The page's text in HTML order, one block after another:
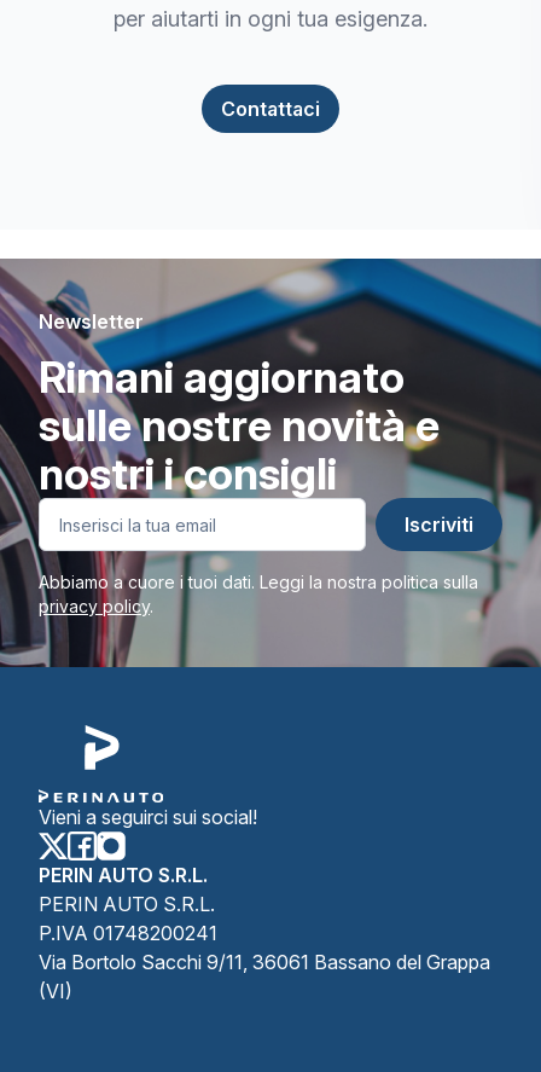
per aiutarti in ogni tua esigenza.
Contattaci
Newsletter
Rimani aggiornato
sulle nostre novità e
nostri i consigli
Iscriviti
Abbiamo a cuore i tuoi dati. Leggi la nostra politica sulla
privacy policy.
Vieni a seguirci sui social!
PERIN AUTO S.R.L.
PERIN AUTO S.R.L.
P.IVA 01748200241
Via Bortolo Sacchi 9/11, 36061 Bassano del Grappa
(VI)